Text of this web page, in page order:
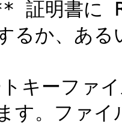
証明書に
るか、あ
キーファ
す。ファ